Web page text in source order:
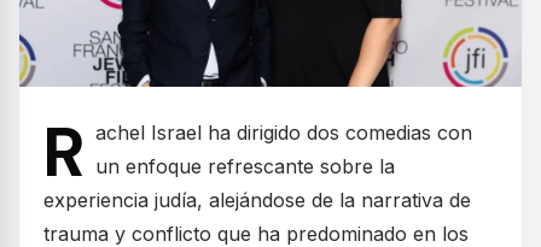
R achel Israel ha dirigido dos comedias con
un enfoque refrescante sobre la
experiencia judía, alejándose de la narrativa de
trauma y conflicto que ha predominado en los